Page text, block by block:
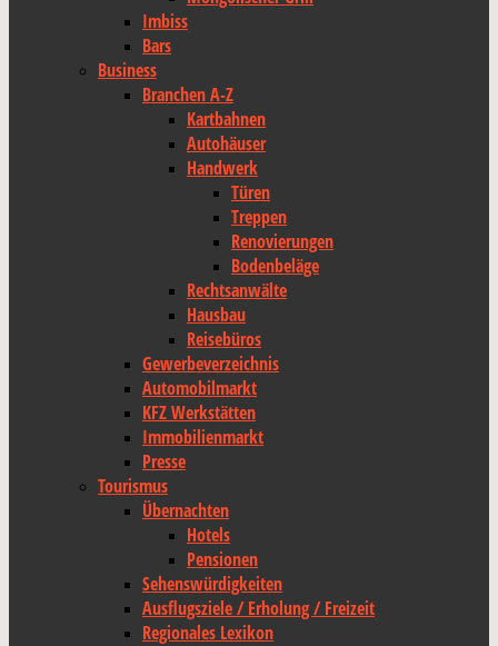
Imbiss
Bars
Business
Branchen A-Z
Kartbahnen
Autohäuser
Handwerk
Türen
Treppen
Renovierungen
Bodenbeläge
Rechtsanwälte
Hausbau
Reisebüros
Gewerbeverzeichnis
Automobilmarkt
KFZ Werkstätten
Immobilienmarkt
Presse
Tourismus
Übernachten
Hotels
Pensionen
Sehenswürdigkeiten
Ausflugsziele / Erholung / Freizeit
Regionales Lexikon